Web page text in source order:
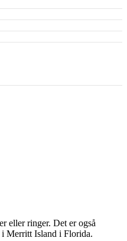
eller ringer. Det er også
i Merritt Island i Florida.